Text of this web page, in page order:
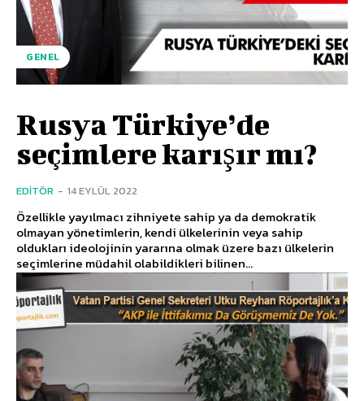
GENEL
Rusya Türkiye’de
seçimlere karışır mı?
EDITÖR - 14 EYLÜL 2022
Özellikle yayılmacı zihniyete sahip ya da demokratik
olmayan yönetimlerin, kendi ülkelerinin veya sahip
oldukları ideolojinin yararına olmak üzere bazı ülkelerin
seçimlerine müdahil olabildikleri bilinen...